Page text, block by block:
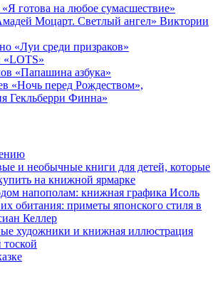
готова на любое сумасшествие»
Моцарт. Светлый ангел» Виктории
«Луи среди призраков»
«Папашина азбука»
«Ночь перед Рождеством»,
Гекльберри Финна»
и необычные книги для детей, которые
на книжной ярмарке
напополам: книжная графика Исоль
обитания: приметы японского стиля в
Келлер
художники и книжная иллюстрация